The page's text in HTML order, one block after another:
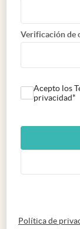
Verificación de
Acepto los
privacidad*
Política de